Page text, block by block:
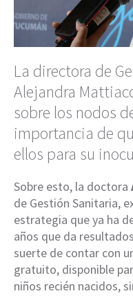
La directora de
Alejandra
sobre los nodos
importancia de
ellos para su
Sobre esto, la doctora
de Gestión Sanitaria,
estrategia que ya ha
años que da
suerte de contar con
gratuito, disponible
niños recién nacidos,